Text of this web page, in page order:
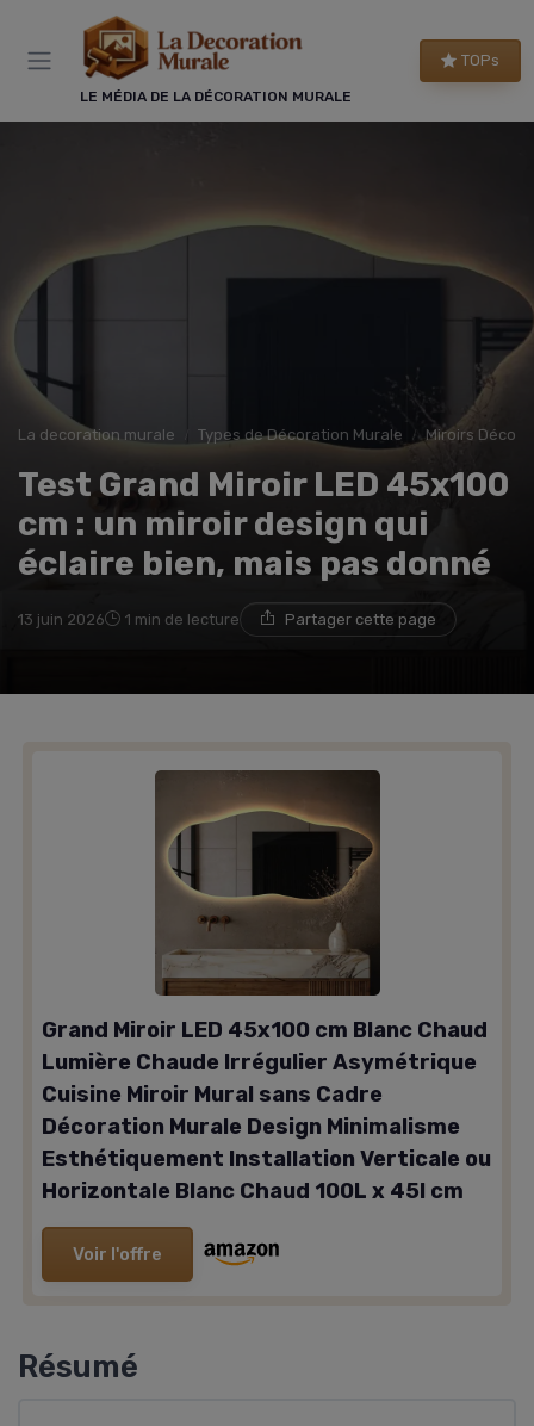
LE MÉDIA DE LA DÉCORATION MURALE
TOPs
La decoration murale Types de Décoration Murale Miroirs
Test Grand Miroir LED 45x100
cm : un miroir design qui
éclaire bien, mais pas donné
13 juin 2026 1 min de lecture Partager cette page
Grand Miroir LED 45x100 cm Blanc Chaud
Lumière Chaude Irrégulier Asymétrique
Cuisine Miroir Mural sans Cadre
Décoration Murale Design Minimalisme
Esthétiquement Installation Verticale ou
Horizontale Blanc Chaud 100L x 45l cm
Voir l'offre
Résumé
Panneau de gestion des cookies